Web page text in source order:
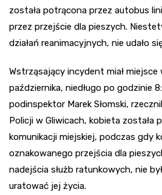
została potrącona przez autobus
przez przejście dla pieszych.
działań reanimacyjnych, nie udało
Wstrząsający incydent miał miejsce
października, niedługo po godzinie
podinspektor Marek Słomski,
Policji w Gliwicach, kobieta została
komunikacji miejskiej, podczas gdy
oznakowanego przejścia dla
nadejścia służb ratunkowych, nie
uratować jej życia.